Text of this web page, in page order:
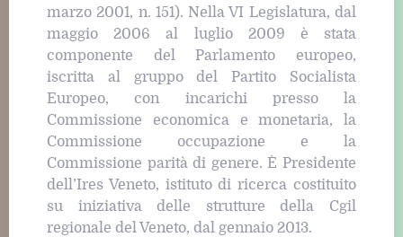
marzo 2001, n. 151). Nella VI Legislatura, dal
maggio 2006 al luglio 2009 è stata
componente del Parlamento europeo,
iscritta al gruppo del Partito Socialista
Europeo, con incarichi presso la
Commissione economica e monetaria, la
Commissione occupazione e la
Commissione parità di genere. È Presidente
dell’Ires Veneto, istituto di ricerca costituito
su iniziativa delle strutture della Cgil
regionale del Veneto, dal gennaio 2013.